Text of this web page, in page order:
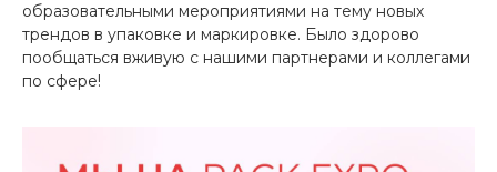
образовательными мероприятиями на тему новых
трендов в упаковке и маркировке. Было здорово
пообщаться вживую с нашими партнерами и коллегами
по сфере!